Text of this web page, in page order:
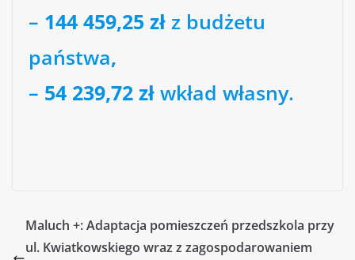
– 144 459,25 zł z budżetu
państwa,
– 54 239,72 zł wkład własny.
Maluch +: Adaptacja pomieszczeń przedszkola przy
ul. Kwiatkowskiego wraz z zagospodarowaniem